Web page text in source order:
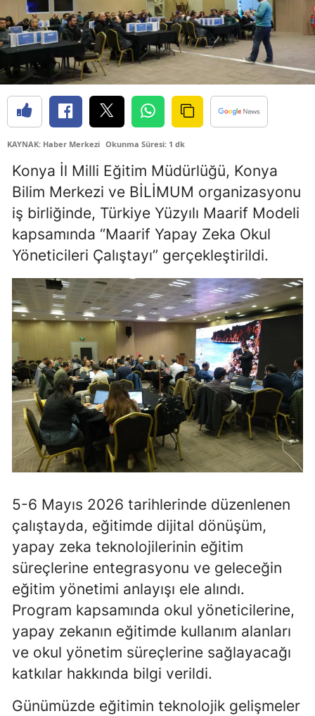
Çorum
Denizli
Diyarbakır
Edirne
Elazığ
Erzurum
Eskişehir
Gaziantep
Giresun
Gümüşhane
Hakkari
Hatay
Isparta
Mersin
İstanbul
Kars
Kastamonu
Kayseri
Kırklareli
Kocaeli
Konya
Kütahya
KAYNAK: Haber Merkezi Okunma Süresi: 1 dk
Konya İl Milli Eğitim Müdürlüğü, Konya
Bilim Merkezi ve BİLİMUM organizasyonu
iş birliğinde, Türkiye Yüzyılı Maarif Modeli
kapsamında “Maarif Yapay Zeka Okul
Yöneticileri Çalıştayı” gerçekleştirildi.
5-6 Mayıs 2026 tarihlerinde düzenlenen
çalıştayda, eğitimde dijital dönüşüm,
yapay zeka teknolojilerinin eğitim
süreçlerine entegrasyonu ve geleceğin
eğitim yönetimi anlayışı ele alındı.
Program kapsamında okul yöneticilerine,
yapay zekanın eğitimde kullanım alanları
ve okul yönetim süreçlerine sağlayacağı
katkılar hakkında bilgi verildi.
Günümüzde eğitimin teknolojik gelişmeler